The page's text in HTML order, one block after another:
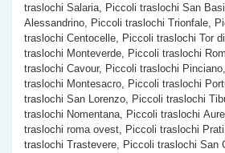
traslochi Salaria, Piccoli traslochi San
Alessandrino, Piccoli traslochi Trionfale,
traslochi Centocelle, Piccoli traslochi Tor
traslochi Monteverde, Piccoli traslochi
traslochi Cavour, Piccoli traslochi
traslochi Montesacro, Piccoli traslochi
traslochi San Lorenzo, Piccoli traslochi
traslochi Nomentana, Piccoli traslochi
traslochi roma ovest, Piccoli traslochi
traslochi Trastevere, Piccoli traslochi San